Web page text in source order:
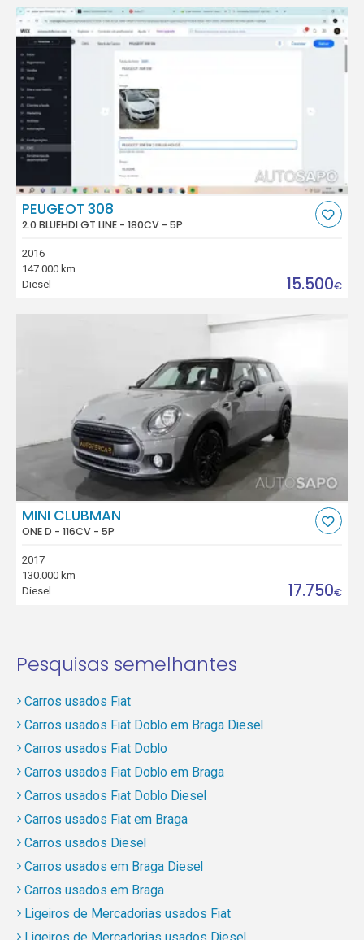
PEUGEOT 308
2.0 BLUEHDI GT LINE - 180CV - 5P
2016
147.000 km
Diesel
15.500€
MINI CLUBMAN
ONE D - 116CV - 5P
2017
130.000 km
Diesel
17.750€
Pesquisas semelhantes
Carros usados Fiat
Carros usados Fiat Doblo em Braga Diesel
Carros usados Fiat Doblo
Carros usados Fiat Doblo em Braga
Carros usados Fiat Doblo Diesel
Carros usados Fiat em Braga
Carros usados Diesel
Carros usados em Braga Diesel
Carros usados em Braga
Ligeiros de Mercadorias usados Fiat